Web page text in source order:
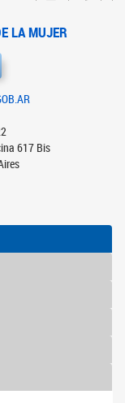
LA MUJER
617 Bis